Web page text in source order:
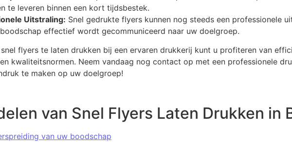
te leveren binnen een kort tijdsbestek.
Uitstraling: Snel gedrukte flyers kunnen nog steeds een professionele
effectief wordt gecommuniceerd naar uw doelgroep.
flyers te laten drukken bij een ervaren drukkerij kunt u profiteren van
kwaliteitsnormen. Neem vandaag nog contact op met een professionele
te maken op uw doelgroep!
van Snel Flyers Laten Drukken in
van uw boodschap